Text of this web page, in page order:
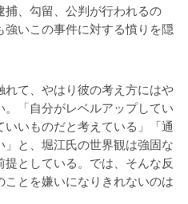
、勾留、公判が行われるの
いこの事件に対する憤りを隠
て、やはり彼の考え方にはや
「自分がレベルアップしてい
いいものだと考えている」「通
と、堀江氏の世界観は強固な
提としている。では、そんな反
とを嫌いになりきれないのは